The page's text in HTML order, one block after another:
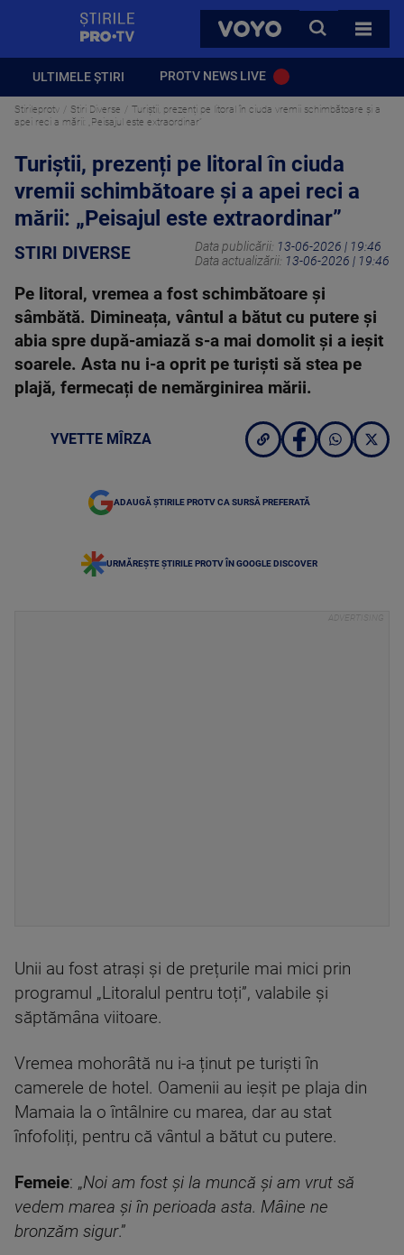
VOYO
CAUTA
TOATE
ULTIMELE ȘTIRI PROTV NEWS LIVE
Stirileprotv Stiri Diverse
Turiștii, prezenți pe litoral în ciuda vremii schimbătoare și a
apei reci a mării: „Peisajul este extraordinar”
Turiștii, prezenți pe litoral în ciuda
vremii schimbătoare și a apei reci a
mării: „Peisajul este extraordinar”
STIRI DIVERSE Data publicării: 13-06-2026 | 19:46
Data actualizării: 13-06-2026 | 19:46
Pe litoral, vremea a fost schimbătoare și
sâmbătă. Dimineața, vântul a bătut cu putere și
abia spre după-amiază s-a mai domolit și a ieșit
soarele. Asta nu i-a oprit pe turiști să stea pe
plajă, fermecați de nemărginirea mării.
YVETTE MÎRZA
ADAUGĂ ȘTIRILE PROTV CA SURSĂ PREFERATĂ
URMĂREȘTE ȘTIRILE PROTV ÎN GOOGLE DISCOVER
Unii au fost atrași și de prețurile mai mici prin
programul „Litoralul pentru toți”, valabile și
săptămâna viitoare.
Vremea mohorâtă nu i-a ținut pe turiști în
camerele de hotel. Oamenii au ieșit pe plaja din
Mamaia la o întâlnire cu marea, dar au stat
înfofoliți, pentru că vântul a bătut cu putere.
Femeie: „Noi am fost și la muncă și am vrut să
vedem marea și în perioada asta. Mâine ne
bronzăm sigur.”